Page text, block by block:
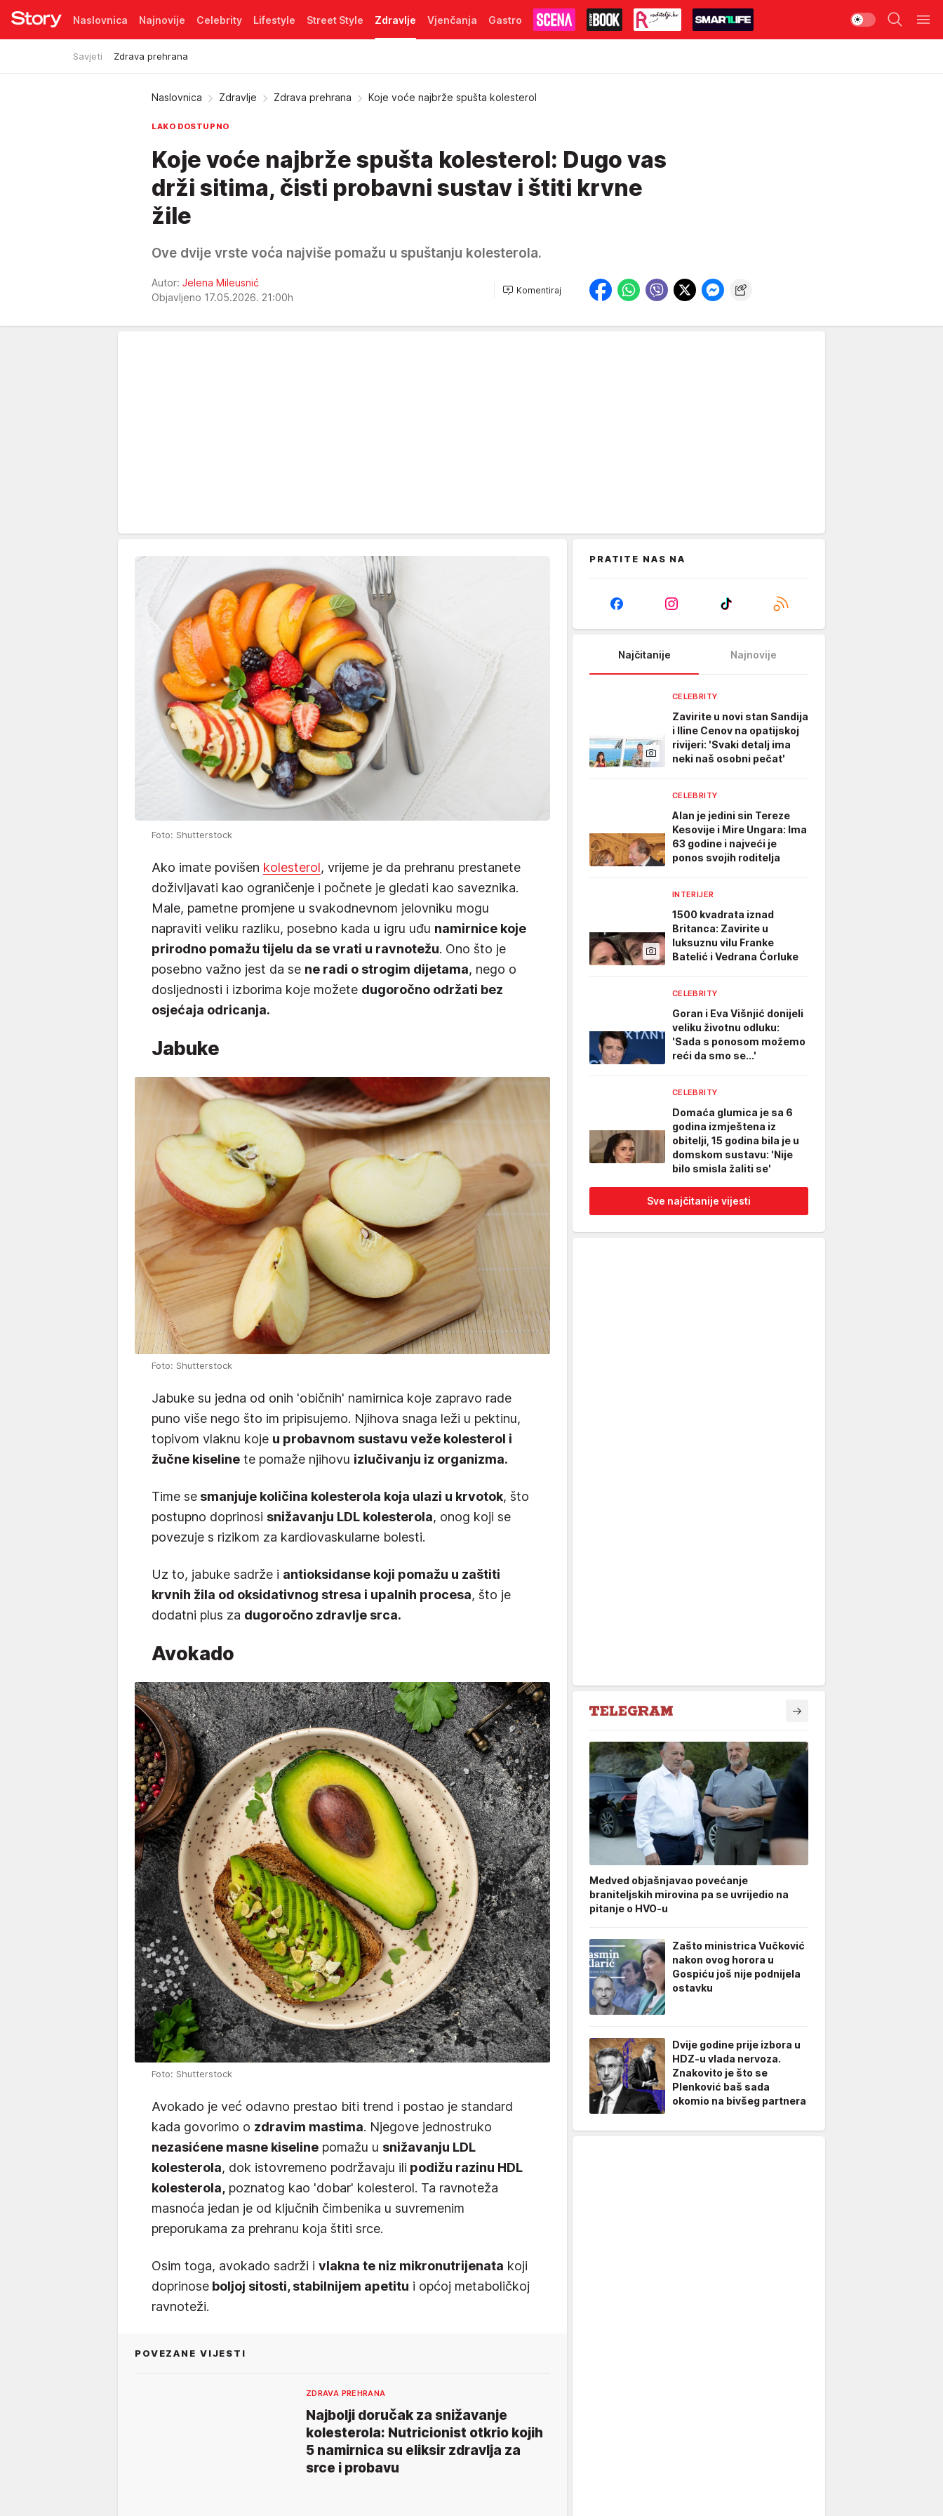
Naslovnica Najnovije Celebrity Lifestyle Street Style Zdravlje
Savjeti Zdrava prehrana
Vjenčanja Gastro
Pretplata
Naslovnica Zdravlje Zdrava prehrana Koje voće najbrže spušta kolesterol
LAKO DOSTUPNO
Koje voće najbrže spušta kolesterol: Dugo vas
drži sitima, čisti probavni sustav i štiti krvne
žile
Ove dvije vrste voća najviše pomažu u spuštanju kolesterola.
Autor: Jelena Mileusnić
Objavljeno 17.05.2026. 21:00h
Komentiraj
Foto: Shutterstock
Ako imate povišen kolesterol, vrijeme je da prehranu prestanete
doživljavati kao ograničenje i počnete je gledati kao saveznika.
Male, pametne promjene u svakodnevnom jelovniku mogu
napraviti veliku razliku, posebno kada u igru uđu namirnice koje
prirodno pomažu tijelu da se vrati u ravnotežu. Ono što je
posebno važno jest da se ne radi o strogim dijetama, nego o
dosljednosti i izborima koje možete dugoročno održati bez
osjećaja odricanja.
Jabuke
Foto: Shutterstock
Jabuke su jedna od onih 'običnih' namirnica koje zapravo rade
puno više nego što im pripisujemo. Njihova snaga leži u pektinu,
topivom vlaknu koje u probavnom sustavu veže kolesterol i
žučne kiseline te pomaže njihovu izlučivanju iz organizma.
Time se smanjuje količina kolesterola koja ulazi u krvotok, što
postupno doprinosi snižavanju LDL kolesterola, onog koji se
povezuje s rizikom za kardiovaskularne bolesti.
Uz to, jabuke sadrže i antioksidanse koji pomažu u zaštiti
krvnih žila od oksidativnog stresa i upalnih procesa, što je
dodatni plus za dugoročno zdravlje srca.
Avokado
Foto: Shutterstock
Avokado je već odavno prestao biti trend i postao je standard
kada govorimo o zdravim mastima. Njegove jednostruko
nezasićene masne kiseline pomažu u snižavanju LDL
kolesterola, dok istovremeno podržavaju ili podižu razinu HDL
kolesterola, poznatog kao 'dobar' kolesterol. Ta ravnoteža
masnoća jedan je od ključnih čimbenika u suvremenim
preporukama za prehranu koja štiti srce.
Osim toga, avokado sadrži i vlakna te niz mikronutrijenata koji
doprinose boljoj sitosti, stabilnijem apetitu i općoj metaboličkoj
ravnoteži.
POVEZANE VIJESTI
ZDRAVA PREHRANA
Najbolji doručak za snižavanje
kolesterola: Nutricionist otkrio kojih
5 namirnica su eliksir zdravlja za
srce i probavu
PRATITE NAS NA
Najčitanije Najnovije
CELEBRITY
Zavirite u novi stan Sandija
i Iline Cenov na opatijskoj
rivijeri: 'Svaki detalj ima
neki naš osobni pečat'
CELEBRITY
Alan je jedini sin Tereze
Kesovije i Mire Ungara: Ima
63 godine i najveći je
ponos svojih roditelja
INTERIJER
1500 kvadrata iznad
Britanca: Zavirite u
luksuznu vilu Franke
Batelić i Vedrana Ćorluke
CELEBRITY
Goran i Eva Višnjić donijeli
veliku životnu odluku:
'Sada s ponosom možemo
reći da smo se...'
CELEBRITY
Domaća glumica je sa 6
godina izmještena iz
obitelji, 15 godina bila je u
domskom sustavu: 'Nije
bilo smisla žaliti se'
Sve najčitanije vijesti
Medved objašnjavao povećanje
braniteljskih mirovina pa se uvrijedio na
pitanje o HVO-u
Zašto ministrica Vučković
nakon ovog horora u
Gospiću još nije podnijela
ostavku
Dvije godine prije izbora u
HDZ-u vlada nervoza.
Znakovito je što se
Plenković baš sada
okomio na bivšeg partnera